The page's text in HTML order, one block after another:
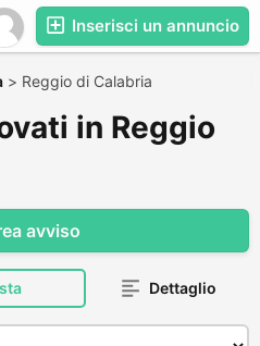
Inserisci un annuncio
> Reggio di Calabria
in Reggio
avviso
Dettaglio